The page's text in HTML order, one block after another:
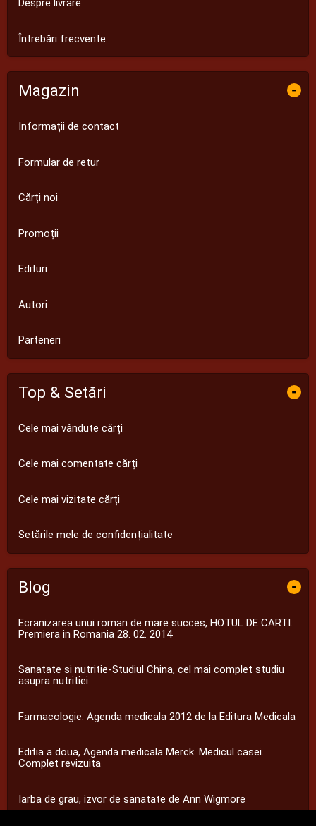
Despre livrare
Întrebări frecvente
Magazin -
Informații de contact
Formular de retur
Cărți noi
Promoții
Edituri
Autori
Parteneri
Top & Setări -
Cele mai vândute cărți
Cele mai comentate cărți
Cele mai vizitate cărți
Setările mele de confidențialitate
Blog -
Ecranizarea unui roman de mare succes, HOTUL DE CARTI.
Premiera in Romania 28. 02. 2014
Sanatate si nutritie-Studiul China, cel mai complet studiu
asupra nutritiei
Farmacologie. Agenda medicala 2012 de la Editura Medicala
Editia a doua, Agenda medicala Merck. Medicul casei.
Complet revizuita
Iarba de grau, izvor de sanatate de Ann Wigmore